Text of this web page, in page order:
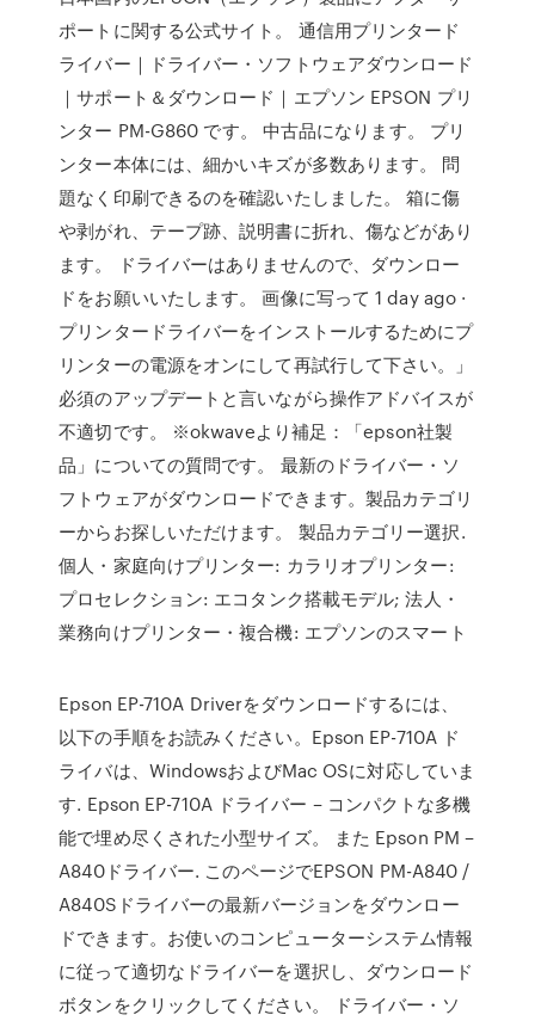
ポートに関する公式サイト。 通信用プリンタード
ライバー｜ドライバー・ソフトウェアダウンロード
｜サポート＆ダウンロード｜エプソン EPSON プリ
ンター PM-G860 です。 中古品になります。 プリ
ンター本体には、細かいキズが多数あります。 問
題なく印刷できるのを確認いたしました。 箱に傷
や剥がれ、テープ跡、説明書に折れ、傷などがあり
ます。 ドライバーはありませんので、ダウンロー
ドをお願いいたします。 画像に写って 1 day ago ·
プリンタードライバーをインストールするためにプ
リンターの電源をオンにして再試行して下さい。」
必須のアップデートと言いながら操作アドバイスが
不適切です。 ※okwaveより補足：「epson社製
品」についての質問です。 最新のドライバー・ソ
フトウェアがダウンロードできます。製品カテゴリ
ーからお探しいただけます。 製品カテゴリー選択.
個人・家庭向けプリンター: カラリオプリンター:
プロセレクション: エコタンク搭載モデル; 法人・
業務向けプリンター・複合機: エプソンのスマート
Epson EP-710A Driverをダウンロードするには、
以下の手順をお読みください。Epson EP-710A ド
ライバは、WindowsおよびMac OSに対応していま
す. Epson EP-710A ドライバー – コンパクトな多機
能で埋め尽くされた小型サイズ。 また Epson PM –
A840ドライバー. このページでEPSON PM-A840 /
A840Sドライバーの最新バージョンをダウンロー
ドできます。お使いのコンピューターシステム情報
に従って適切なドライバーを選択し、ダウンロード
ボタンをクリックしてください。 ドライバー・ソ